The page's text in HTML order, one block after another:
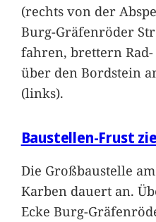
(rechts von der
Burg-Gräfenröder
fahren, brettern
über den Bordstein
(links).
Baustellen-Frust
Die Großbaustelle
Karben dauert an.
Ecke Burg-